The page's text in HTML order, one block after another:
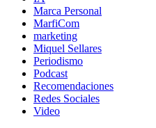
Marca Personal
MarfiCom
marketing
Miquel Sellares
Periodismo
Podcast
Recomendaciones
Redes Sociales
Video